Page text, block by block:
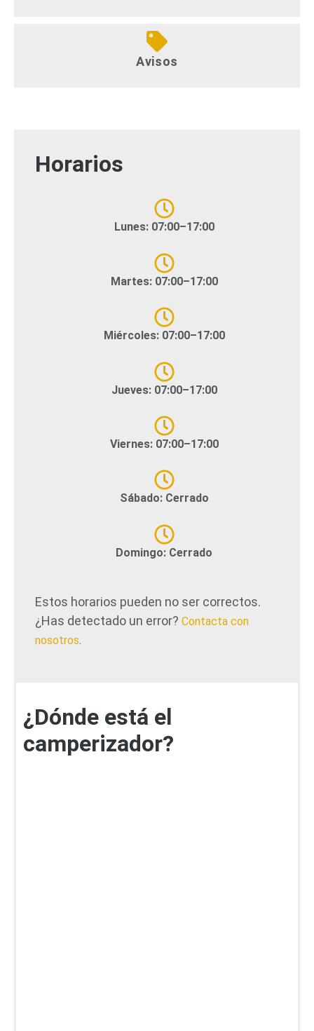
Avisos
Horarios
Lunes: 07:00–17:00
Martes: 07:00–17:00
Miércoles: 07:00–17:00
Jueves: 07:00–17:00
Viernes: 07:00–17:00
Sábado: Cerrado
Domingo: Cerrado
Estos horarios pueden no ser correctos.
¿Has detectado un error? Contacta con
nosotros.
¿Dónde está el
camperizador?